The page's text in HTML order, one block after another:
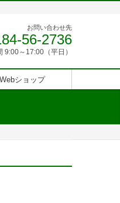
お問い合わせ先
56-2736
9:00～17:00（平日）
Webショップ